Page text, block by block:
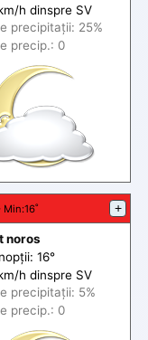
h dinspre SV
precipitații: 25%
precip.: 0
Min:16˚ +
noros
16°
h dinspre SV
precipitații: 5%
precip.: 0